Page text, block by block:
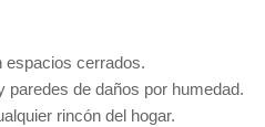
espacios cerrados.
paredes de daños por humedad.
rincón del hogar.